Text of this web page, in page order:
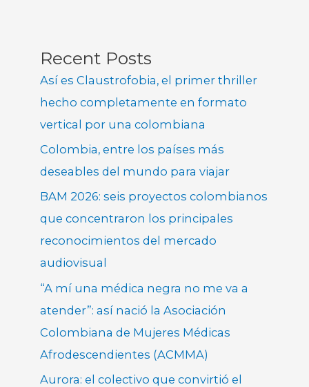
Recent Posts
Así es Claustrofobia, el primer thriller
hecho completamente en formato
vertical por una colombiana
Colombia, entre los países más
deseables del mundo para viajar
BAM 2026: seis proyectos colombianos
que concentraron los principales
reconocimientos del mercado
audiovisual
“A mí una médica negra no me va a
atender”: así nació la Asociación
Colombiana de Mujeres Médicas
Afrodescendientes (ACMMA)
Aurora: el colectivo que convirtió el